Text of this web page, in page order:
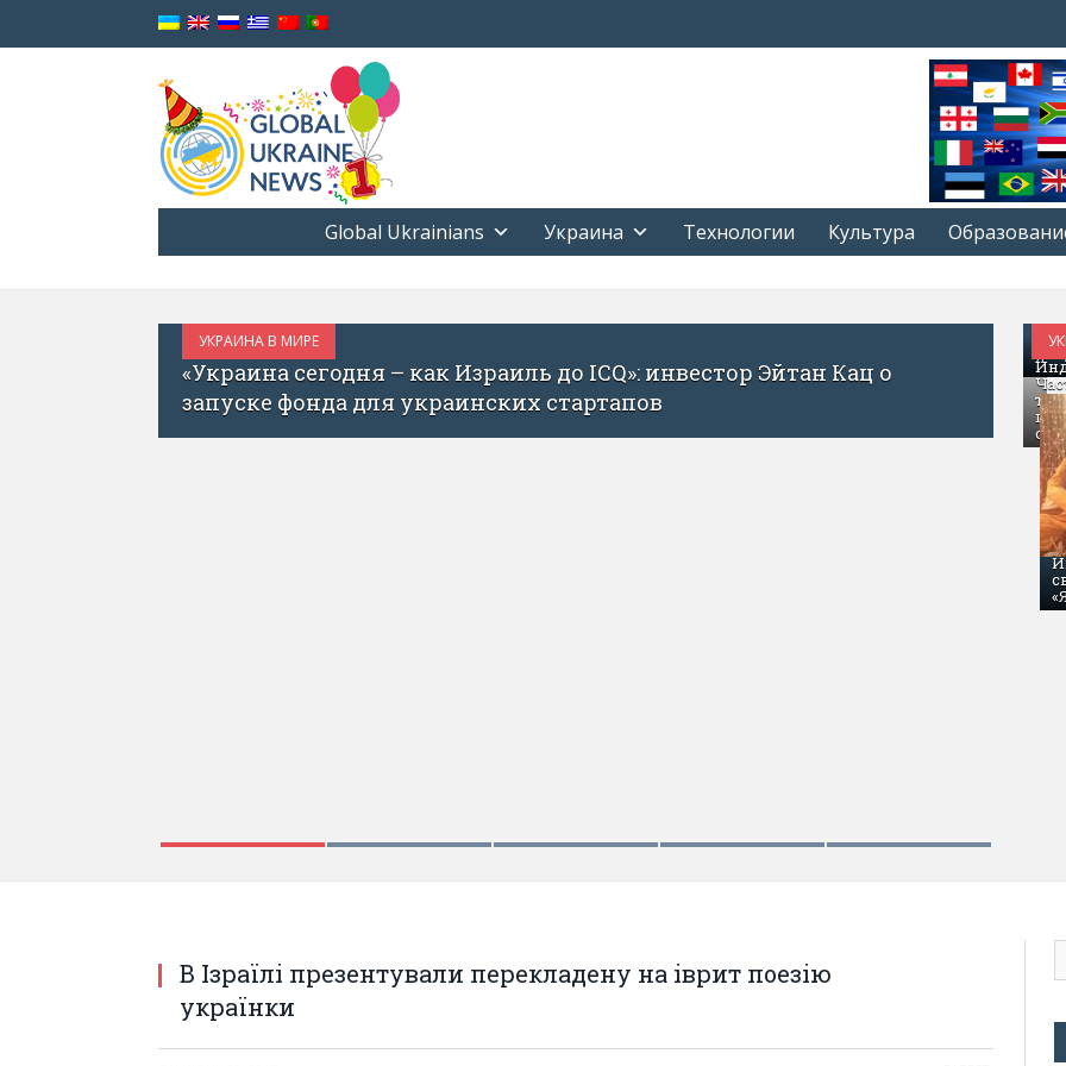
Global Ukrainians Украина Технологии Культура
– как Израиль до ICQ»: инвестор Эйтан Кац о
для украинских стартапов
Я —
В Ізраїлі презентували перекладену на іврит поезію
українки